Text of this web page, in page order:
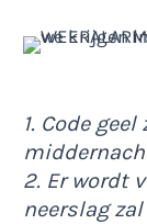
1. Code
2. Er wordt
neerslag